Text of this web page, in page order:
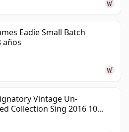
Eadie Small Batch
años
Vintage Un-
Collection Sing 2016 10